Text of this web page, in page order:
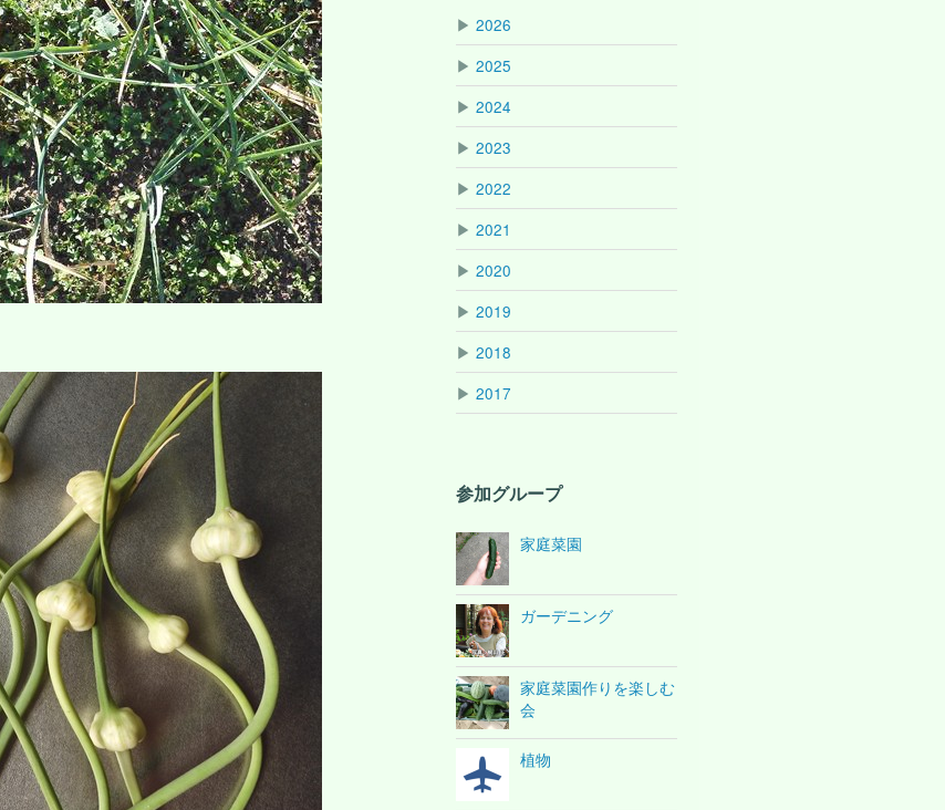
▶ 2026
▶ 2025
▶ 2024
▶ 2023
▶ 2022
▶ 2021
▶ 2020
▶ 2019
▶ 2018
▶ 2017
参加グループ
家庭菜園
ガーデニング
家庭菜園作りを楽しむ
会
植物